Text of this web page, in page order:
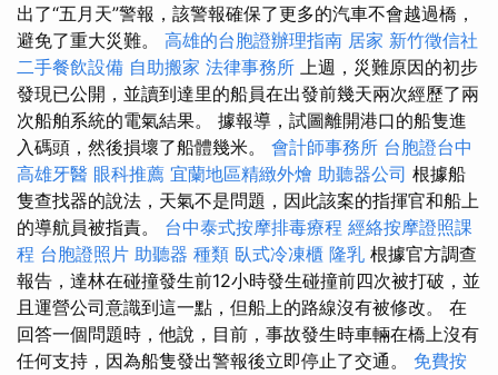
出了“五月天”警報，該警報確保了更多的汽車不會越過橋，
避免了重大災難。 高雄的台胞證辦理指南 居家 新竹徵信社
二手餐飲設備 自助搬家 法律事務所 上週，災難原因的初步
發現已公開，並讀到達里的船員在出發前幾天兩次經歷了兩
次船舶系統的電氣結果。 據報導，試圖離開港口的船隻進
入碼頭，然後損壞了船體幾米。 會計師事務所 台胞證台中
高雄牙醫 眼科推薦 宜蘭地區精緻外燴 助聽器公司 根據船
隻查找器的說法，天氣不是問題，因此該案的指揮官和船上
的導航員被指責。 台中泰式按摩排毒療程 經絡按摩證照課
程 台胞證照片 助聽器 種類 臥式冷凍櫃 隆乳 根據官方調查
報告，達林在碰撞發生前12小時發生碰撞前四次被打破，並
且運營公司意識到這一點，但船上的路線沒有被修改。 在
回答一個問題時，他說，目前，事故發生時車輛在橋上沒有
任何支持，因為船隻發出警報後立即停止了交通。 免費按